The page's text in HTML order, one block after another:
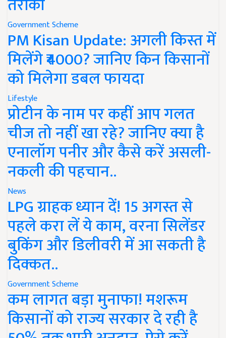
Government Scheme
PM Kisan Update: अगली किस्त में
मिलेंगे ₹4000? जानिए किन किसानों
को मिलेगा डबल फायदा
Lifestyle
प्रोटीन के नाम पर कहीं आप गलत
चीज तो नहीं खा रहे? जानिए क्या है
एनालॉग पनीर और कैसे करें असली-
नकली की पहचान..
News
LPG ग्राहक ध्यान दें! 15 अगस्त से
पहले करा लें ये काम, वरना सिलेंडर
बुकिंग और डिलीवरी में आ सकती है
दिक्कत..
Government Scheme
कम लागत बड़ा मुनाफा! मशरूम
किसानों को राज्य सरकार दे रही है